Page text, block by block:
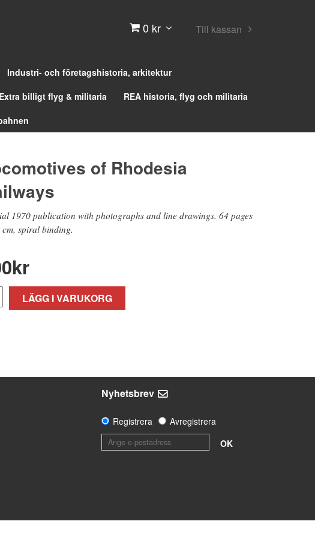
0 kr Till kassan
Industri- och företagshistoria, arkitektur
Extra billigt flyg & militaria
REA historia, flyg och militaria
of Rhodesia
1970 publication with photographs and line drawings. 64 pages
cm, spiral binding.
kr
LÄGG I VARUKORG
Nyhetsbrev
Registrera
Avregistrera
OK